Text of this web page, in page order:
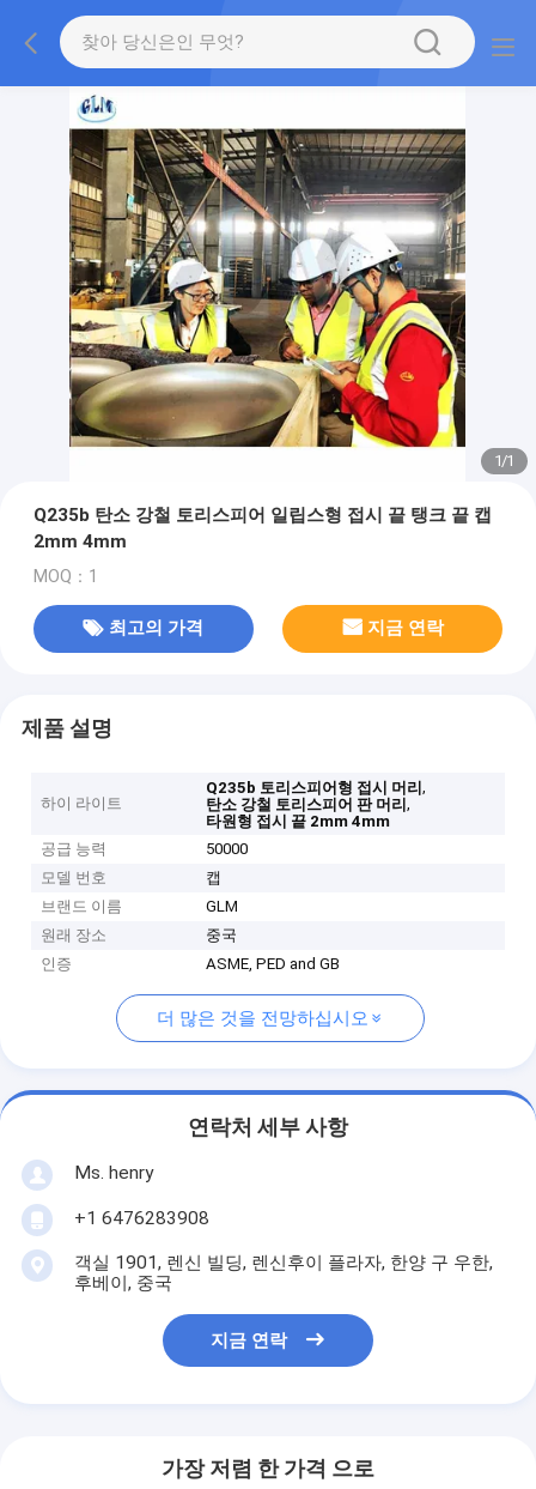
1/1
Q235b 탄소 강철 토리스피어 일립스형 접시 끝 탱크 끝 캡
2mm 4mm
MOQ：1
최고의 가격 지금 연락
제품 설명
하이 라이트
Q235b 토리스피어형 접시 머리,
탄소 강철 토리스피어 판 머리,
타원형 접시 끝 2mm 4mm
공급 능력
50000
모델 번호
캡
브랜드 이름
GLM
원래 장소
중국
인증
ASME, PED and GB
더 많은 것을 전망하십시오
연락처 세부 사항
Ms. henry
+1 6476283908
객실 1901, 렌신 빌딩, 렌신후이 플라자, 한양 구 우한,
후베이, 중국
지금 연락
가장 저렴 한 가격 으로